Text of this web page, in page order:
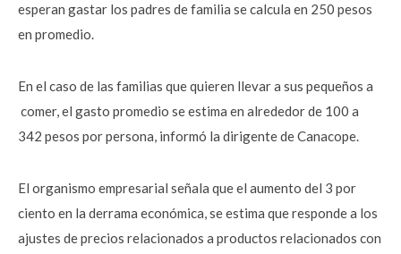
esperan gastar los padres de familia se calcula en 250 pesos
en promedio.
En el caso de las familias que quieren llevar a sus pequeños a
comer, el gasto promedio se estima en alrededor de 100 a
342 pesos por persona, informó la dirigente de Canacope.
El organismo empresarial señala que el aumento del 3 por
ciento en la derrama económica, se estima que responde a los
ajustes de precios relacionados a productos relacionados con